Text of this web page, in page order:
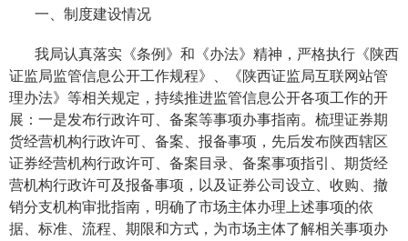
一、制度建设情况
我局认真落实《条例》和《办法》精神，严格执行《陕西
证监局监管信息公开工作规程》、《陕西证监局互联网站管
理办法》等相关规定，持续推进监管信息公开各项工作的开
展：一是发布行政许可、备案等事项办事指南。梳理证券期
货经营机构行政许可、备案、报备事项，先后发布陕西辖区
证券经营机构行政许可、备案目录、备案事项指引、期货经
营机构行政许可及报备事项，以及证券公司设立、收购、撤
销分支机构审批指南，明确了市场主体办理上述事项的依
据、标准、流程、期限和方式，为市场主体了解相关事项办